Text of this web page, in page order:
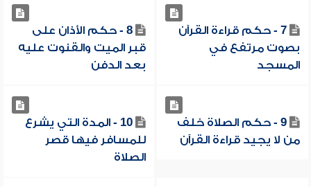
7 - حكم قراءة القرآن
بصوت مرتفع في
المسجد
8 - حكم الأذان على
قبر الميت والقنوت عليه
بعد الدفن
9 - حكم الصلاة خلف
من لا يجيد قراءة القرآن
10 - المدة التي يشرع
للمسافر فيها قصر
الصلاة